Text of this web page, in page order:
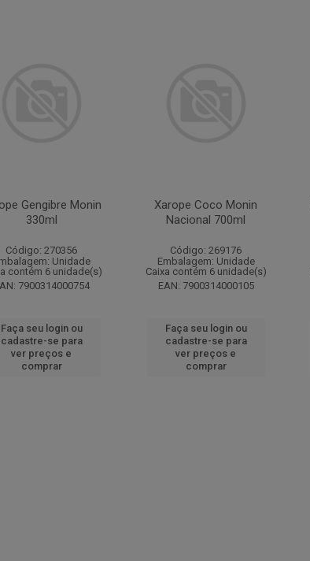
Gengibre Monin
330ml
Código: 270356
Unidade
contém 6 unidade(s)
7900314000754
Faça seu login ou
cadastre-se para
ver preços e
comprar
Xarope Coco Monin
Nacional 700ml
Código: 269176
Embalagem: Unidade
Caixa contém 6 unidade(s)
EAN: 7900314000105
Faça seu login ou
cadastre-se para
ver preços e
comprar